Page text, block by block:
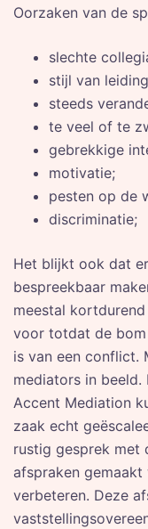
Oorzaken van de
slechte
stijl van
steeds
te veel of te
gebrekkige
motivatie;
pesten op de
discriminatie;
Het blijkt ook dat
bespreekbaar
meestal
voor totdat de
is van een conflict.
mediators in
Accent Mediation
zaak echt
rustig gesprek met
afspraken
verbeteren. Deze